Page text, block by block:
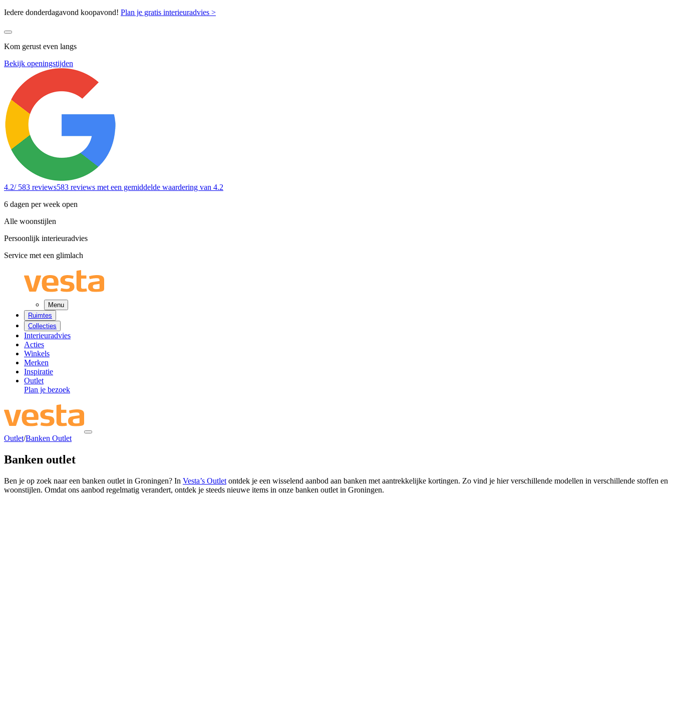
Iedere donderdagavond koopavond! Plan je gratis interieuradvies >
Kom gerust even langs
Bekijk openingstijden
4.2/ 583 reviews583 reviews met een gemiddelde waardering van 4.2
6 dagen per week open
Alle woonstijlen
Persoonlijk interieuradvies
Service met een glimlach
Menu
Ruimtes
Collecties
Interieuradvies
Acties
Winkels
Merken
Inspiratie
Outlet
Plan je bezoek
Outlet/Banken Outlet
Banken outlet
Ben je op zoek naar een banken outlet in Groningen? In Vesta’s Outlet ontdek je een wisselend aanbod aan banken met aantrekkelijke kortingen. Zo vind je hier verschillende modellen in verschillende stoffen en
woonstijlen. Omdat ons aanbod regelmatig verandert, ontdek je steeds nieuwe items in onze banken outlet in Groningen.